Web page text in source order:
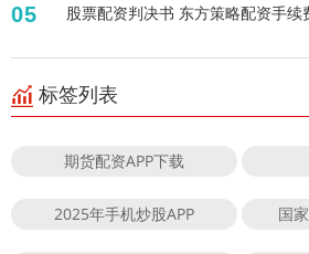
05 股票配资判决书 东方策略配资手续
标签列表
期货配资APP下载
2025年手机炒股APP 国